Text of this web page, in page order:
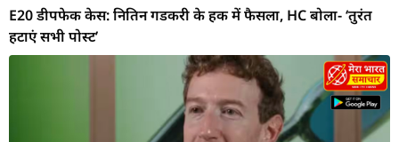
E20 डीपफेक केस: नितिन गडकरी के हक में फैसला, HC बोला- ‘तुरंत
हटाएं सभी पोस्ट’